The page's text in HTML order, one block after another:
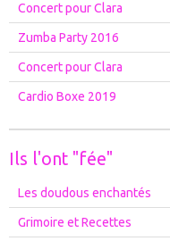
Concert pour Clara
Zumba Party 2016
Concert pour Clara
Cardio Boxe 2019
Ils l'ont "fée"
Les doudous enchantés
Grimoire et Recettes